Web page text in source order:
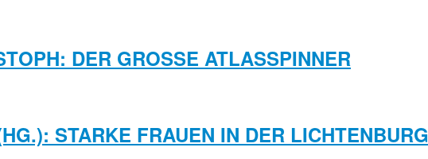
DER GROSSE ATLASSPINNER
STARKE FRAUEN IN DER LICHTENBURG